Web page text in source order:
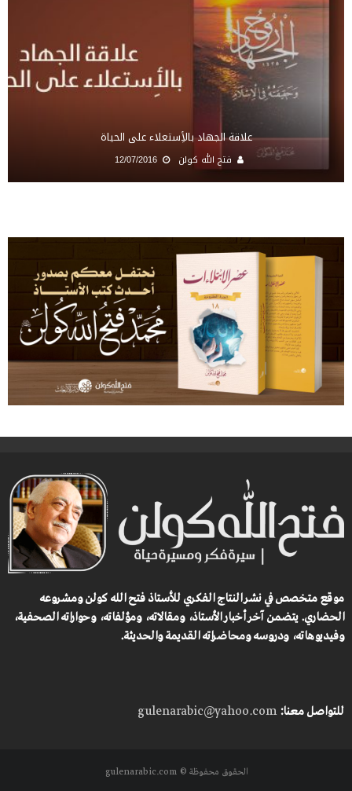
علاقة الجهاد بالأِستعلاء على الحياة
فتح الله كولن 12/07/2016
موقع متخصص في نشر النتاج الفكري للأستاذ فتح الله كولن ومشروعه
الحضاري. يتضمن آخر أخبار الأستاذ، ومقالاته، ومؤلفاته، وحواراته الصحفية،
وفيديوهاته، ودروسه ومحاضراته القديمة والحديثة.
للتواصل معنا:gulenarabic@yahoo.com
الحقوق محفوظة © gulenarabic.com